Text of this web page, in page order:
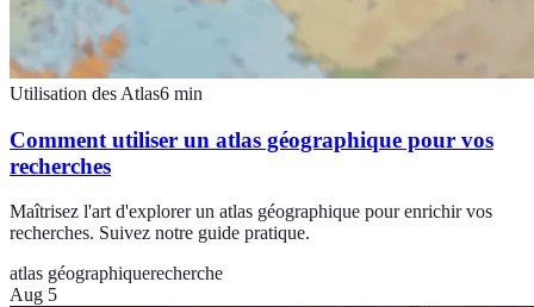
Utilisation des Atlas6 min
Comment utiliser un atlas géographique pour vos
recherches
Maîtrisez l'art d'explorer un atlas géographique pour enrichir vos
recherches. Suivez notre guide pratique.
atlas géographiquerecherche
Aug 5